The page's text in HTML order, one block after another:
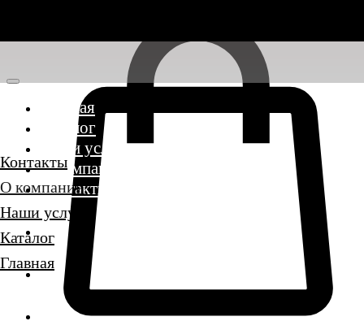
Главная
Каталог
Наши услуги
О компании
Контакты
Контакты
О компании
Наши услуги
Каталог
Главная